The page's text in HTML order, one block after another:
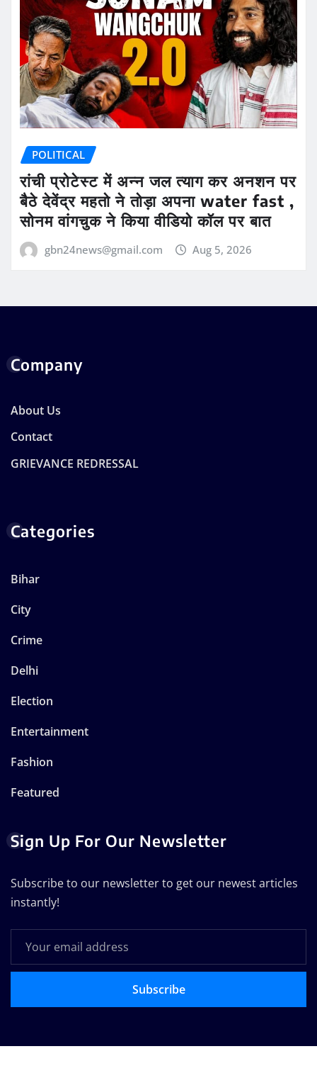
POLITICAL
रांची प्रोटेस्ट में अन्न जल त्याग कर अनशन पर
बैठे देवेंद्र महतो ने तोड़ा अपना water fast ,
सोनम वांगचुक ने किया वीडियो कॉल पर बात
gbn24news@gmail.com Aug 5, 2026
Company
About Us
Contact
GRIEVANCE REDRESSAL
Categories
Bihar
City
Crime
Delhi
Election
Entertainment
Fashion
Featured
Sign Up For Our Newsletter
Subscribe to our newsletter to get our newest articles
instantly!
Subscribe